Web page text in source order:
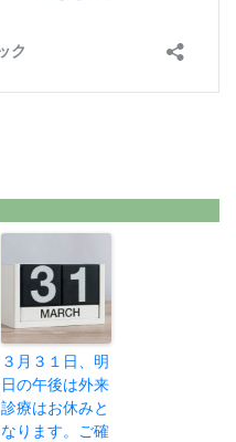
３月３１日、明
日の午後は外来
診療はお休みと
なります。ご確